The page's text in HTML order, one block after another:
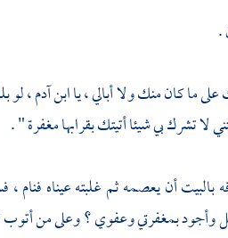
.
ما كان منك ولا أبالي ، يا ابنآدم ،لو
لا تشرك بي شيئا أتيتك بقرابها مغفرة " .
أن يعصمه ثم غلبته عيناه
وأجود بمغفرتي وعفوي ؟ وعلى من